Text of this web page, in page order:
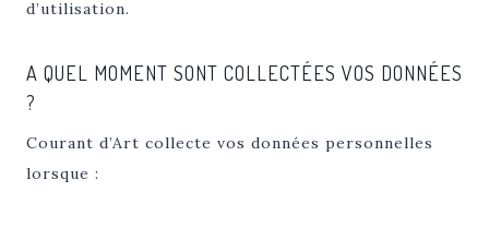
d’utilisation.
A QUEL MOMENT SONT COLLECTÉES VOS DONNÉES
?
Courant d’Art collecte vos données personnelles
lorsque :